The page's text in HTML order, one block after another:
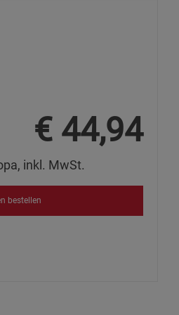
€ 44,94
inkl. MwSt.
bestellen